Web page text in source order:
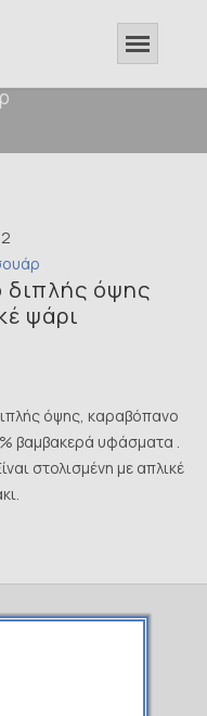
διπλής όψης
ψάρι
όψης, καραβόπανο
βαμβακερά υφάσματα .
στολισμένη με απλικέ